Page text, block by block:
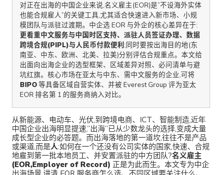
对正在出海的中国企业来说,名义雇主(EOR)是”不设海外实体
也能合规雇人”的关键工具,尤其适合快速进入新市场、小规
模团队与派驻过渡期。中企选 EOR 与外企的核心差异在于:
更看重中文服务与中国时区支持、派驻人员签证办理、数据
跨境合规(PIPL)与人民币付款便利;同时要按出海目的地(东
南亚、中东、欧洲、北美、拉美)分别评估合规重点。本文给
出面向出海企业的选型框架、区域差异对照、必问清单与避
坑红旗。核心市场在亚太与中东、需中文服务的企业,可将
BIPO等具备区域自营实体、并被 Everest Group 评为亚太
EOR 排名第 1 的服务商纳入对比。
从新能源、电动车、光伏,到跨境电商、ICT、智能制造,近年
中国企业出海明显提速,”出海”已从少数龙头的选择,变成大量
成长型企业的必答题。而出海落地的第一道坎,往往不是产品
或渠道,而是人:如何在一个还没有公司实体的国家,快速、合规
地雇到第一批本地员工、并安置派驻的中方团队?名义雇主
(EOR,Employer of Record) 正是为此而生。本文专为中企